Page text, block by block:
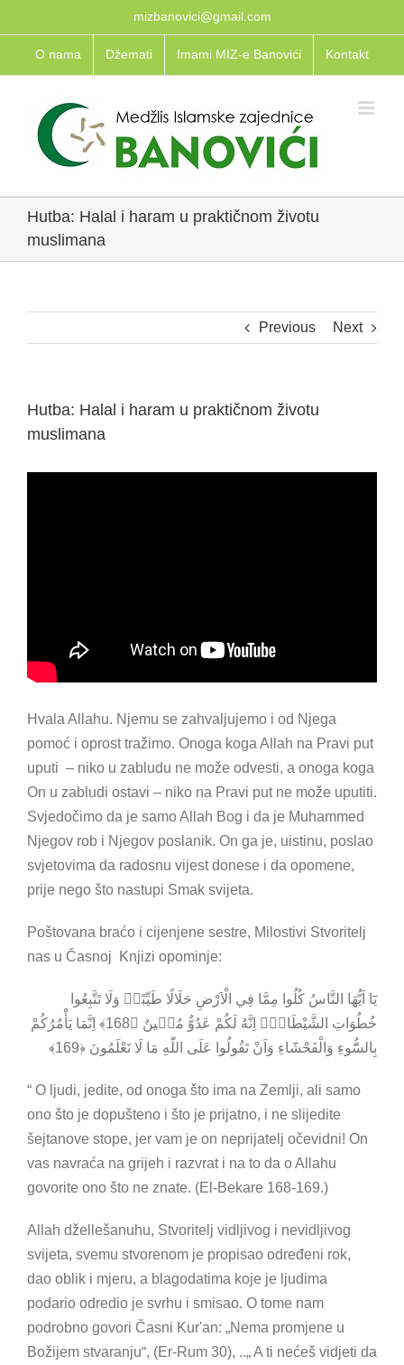
to
content
mizbanovici@gmail.com
O nama Džemati Imami MIZ-e Banovići Kontakt
Hutba: Halal i haram u praktičnom životu
muslimana
Previous Next
Hutba: Halal i haram u praktičnom životu
muslimana
Hvala Allahu. Njemu se zahvaljujemo i od Njega
pomoć i oprost tražimo. Onoga koga Allah na Pravi put
uputi – niko u zabludu ne može odvesti, a onoga koga
On u zabludi ostavi – niko na Pravi put ne može uputiti.
Svjedočimo da je samo Allah Bog i da je Muhammed
Njegov rob i Njegov poslanik. On ga je, uistinu, poslao
svjetovima da radosnu vijest donese i da opomene,
prije nego što nastupi Smak svijeta.
Poštovana braćo i cijenjene sestre, Milostivi Stvoritelj
nas u Časnoj Knjizi opominje:
يَٓا اَيُّهَا النَّاسُ كُلُوا مِمَّا فِي الْاَرْضِ حَلَالًا طَيِّبًاۘ وَلَا تَتَّبِعُوا
خُطُوَاتِ الشَّيْطَانِۜ اِنَّهُ لَكُمْ عَدُوٌّ مُب۪ينٌ ﴿168﴾ اِنَّمَا يَأْمُرُكُمْ
بِالسُّٓوءِ وَالْفَحْشَٓاءِ وَاَنْ تَقُولُوا عَلَى اللّٰهِ مَا لَا تَعْلَمُونَ ﴿169﴾
“ O ljudi, jedite, od onoga što ima na Zemlji, ali samo
ono što je dopušteno i što je prijatno, i ne slijedite
šejtanove stope, jer vam je on neprijatelj očevidni! On
vas navraća na grijeh i razvrat i na to da o Allahu
govorite ono što ne znate. (El-Bekare 168-169.)
Allah džellešanuhu, Stvoritelj vidljivog i nevidljivog
svijeta, svemu stvorenom je propisao određeni rok,
dao oblik i mjeru, a blagodatima koje je ljudima
podario odredio je svrhu i smisao. O tome nam
podrobno govori Časni Kur'an: „Nema promjene u
Božijem stvaranju“, (Er-Rum 30), ..„ A ti nećeš vidjeti da